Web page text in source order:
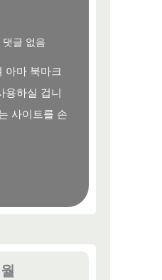
댓글 없음
아마 북마크
용하실 겁니
사이트를 손